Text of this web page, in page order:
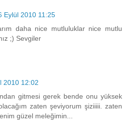
Eylül 2010 11:25
daha nice mutluluklar nice mutlu
;) Sevgiler
2010 12:02
gitmesi gerek bende onu yüksek
zaten şeviyorum şiziiiii. zaten
güzel meleğimin...